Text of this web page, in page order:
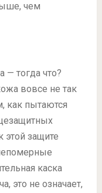
чем
— тогда что?
вовсе не так
как пытаются
этой защите
каска
это не означает,